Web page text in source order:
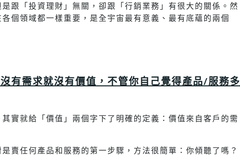
跟「投資理財」無關，卻跟「行銷業務」有很大的關係。然
個領域都一樣重要，是全宇宙最有意義、最有底蘊的兩個
有需求就沒有價值，不管你自己覺得產品/服務多
實就給「價值」兩個字下了明確的定義：價值來自客戶的需
賣任何產品和服務的第一步驟，方法很簡單：你傾聽了嗎？